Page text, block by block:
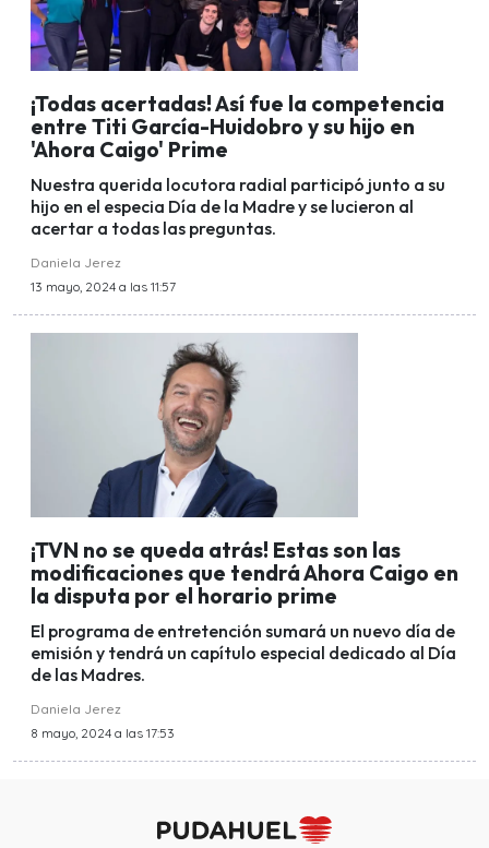
¡Todas acertadas! Así fue la competencia
entre Titi García-Huidobro y su hijo en
'Ahora Caigo' Prime
Nuestra querida locutora radial participó junto a su
hijo en el especia Día de la Madre y se lucieron al
acertar a todas las preguntas.
Daniela Jerez
13 mayo, 2024 a las 11:57
¡TVN no se queda atrás! Estas son las
modificaciones que tendrá Ahora Caigo en
la disputa por el horario prime
El programa de entretención sumará un nuevo día de
emisión y tendrá un capítulo especial dedicado al Día
de las Madres.
Daniela Jerez
8 mayo, 2024 a las 17:53